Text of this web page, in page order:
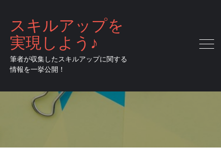
スキルアップを
実現しよう♪
筆者が収集したスキルアップに関する
情報を一挙公開！